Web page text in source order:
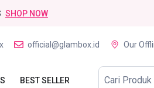
SHOP NOW
official@glambox.id Our
BEST SELLER